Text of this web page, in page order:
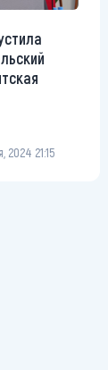
2024 21:15